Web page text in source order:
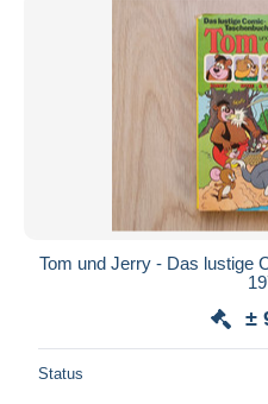
Tom und Jerry - Das lustige
±
Status